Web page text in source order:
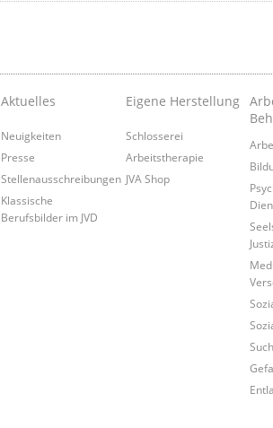
Aktuelles
Neuigkeiten
Presse
Stellenausschreibungen
Klassische
Berufsbilder im JVD
Eigene Herstellung
Schlosserei
Arbeitstherapie
JVA Shop